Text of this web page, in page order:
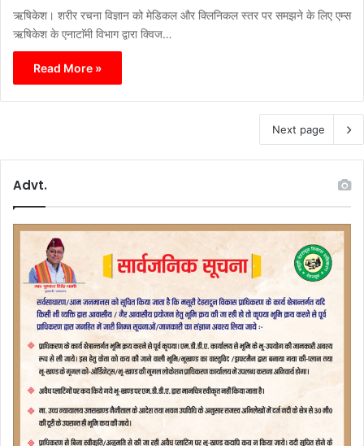
ऋषिकेश। शरीर रचना विज्ञान को मेडिकल और क्लिनिकल स्तर पर समझने के लिए एम्स
ऋषिकेश के एनाटाॅमी विभाग द्वारा क्विज…
Read More »
Next page
Advt.